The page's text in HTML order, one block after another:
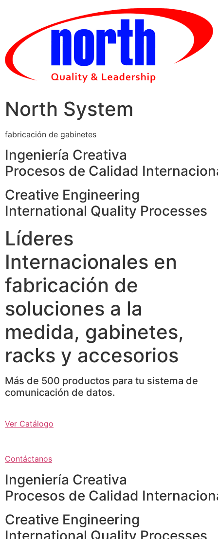
North System
fabricación de gabinetes
Ingeniería Creativa
Procesos de Calidad
Creative Engineering
International Quality Processes
Líderes
Internacionales en
fabricación de
soluciones a la
medida, gabinetes,
racks y accesorios
Más de 500 productos para tu sistema de
comunicación de datos.
Ver Catálogo
Contáctanos
Ingeniería Creativa
Procesos de Calidad
Creative Engineering
International Quality Processes